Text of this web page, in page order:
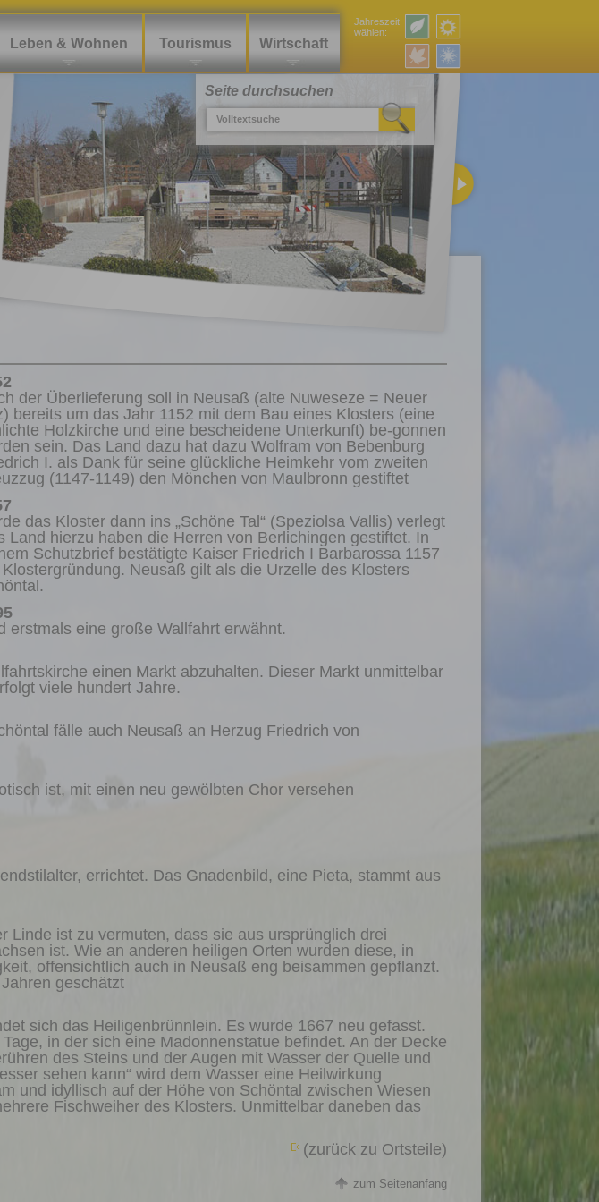
Leben & Wohnen Tourismus Wirtschaft
Jahreszeit
wählen:
Seite durchsuchen
der Überlieferung soll in Neusaß (alte Nuweseze = Neuer
bereits um das Jahr 1152 mit dem Bau eines Klosters (eine
Holzkirche und eine bescheidene Unterkunft) be-gonnen
sein. Das Land dazu hat dazu Wolfram von Bebenburg
I. als Dank für seine glückliche Heimkehr vom zweiten
(1147-1149) den Mönchen von Maulbronn gestiftet
das Kloster dann ins „Schöne Tal“ (Speziolsa Vallis) verlegt
Land hierzu haben die Herren von Berlichingen gestiftet. In
Schutzbrief bestätigte Kaiser Friedrich I Barbarossa 1157
Klostergründung. Neusaß gilt als die Urzelle des Klosters
erstmals eine große Wallfahrt erwähnt.
einen Markt abzuhalten. Dieser Markt unmittelbar
viele hundert Jahre.
fälle auch Neusaß an Herzug Friedrich von
ist, mit einen neu gewölbten Chor versehen
errichtet. Das Gnadenbild, eine Pieta, stammt aus
Linde ist zu vermuten, dass sie aus ursprünglich drei
ist. Wie an anderen heiligen Orten wurden diese, in
offensichtlich auch in Neusaß eng beisammen gepflanzt.
geschätzt
sich das Heiligenbrünnlein. Es wurde 1667 neu gefasst.
in der sich eine Madonnenstatue befindet. An der Decke
des Steins und der Augen mit Wasser der Quelle und
sehen kann“ wird dem Wasser eine Heilwirkung
und idyllisch auf der Höhe von Schöntal zwischen Wiesen
Fischweiher des Klosters. Unmittelbar daneben das
(zurück zu Ortsteile)
zum Seitenanfang